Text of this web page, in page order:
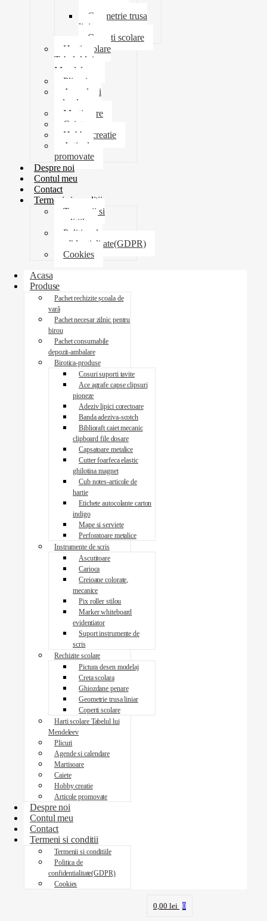
Geometrie trusa
liniar
Coperti scolare
Harti scolare
Tabelul lui
Mendeleev
Plicuri
Agende si
calendare
Martisoare
Caiete
Hobby creatie
Articole
promovate
Despre noi
Contul meu
Contact
Termeni si conditii
Termenii si
conditiile
Politica de
confidentialitate(GDPR)
Cookies
Acasa
Produse
Pachet rechizite școala de
vară
Pachet necesar zilnic pentru
birou
Pachet consumabile
depozit-ambalare
Birotica-produse
Cosuri suporti tavite
Ace agrafe capse clipsuri
pioneze
Adeziv lipici corectoare
Banda adeziva-scotch
Biblioraft caiet mecanic
clipboard file dosare
Capsatoare metalice
Cutter foarfeca elastic
ghilotina magnet
Cub notes-articole de
hartie
Etichete autocolante carton
indigo
Mape si serviete
Perforatoare metalice
Instrumente de scris
Ascutitoare
Carioca
Creioane colorate,
mecanice
Pix roller stilou
Marker whiteboard
evidentiator
Suport instrumente de
scris
Rechizite scolare
Pictura desen modelaj
Creta scolara
Ghiozdane penare
Geometrie trusa liniar
Coperti scolare
Harti scolare Tabelul lui
Mendeleev
Plicuri
Agende si calendare
Martisoare
Caiete
Hobby creatie
Articole promovate
Despre noi
Contul meu
Contact
Termeni si conditii
Termenii si conditiile
Politica de
confidentialitate(GDPR)
Cookies
0,00 lei 0